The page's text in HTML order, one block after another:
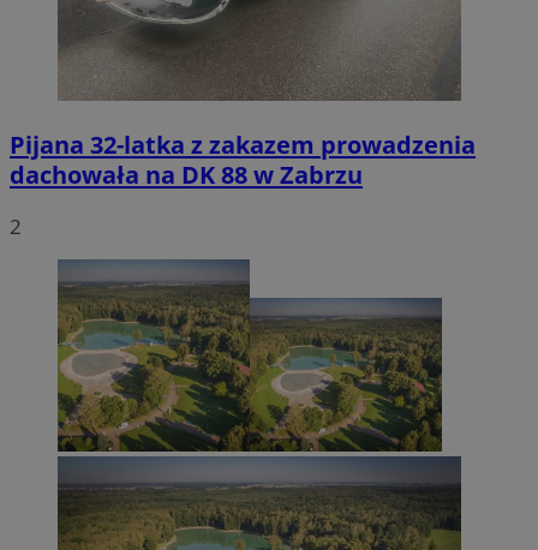
Pijana 32-latka z zakazem prowadzenia
dachowała na DK 88 w Zabrzu
2